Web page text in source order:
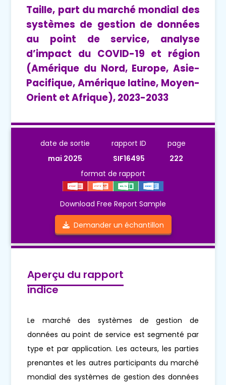
Taille, part du marché mondial des
systèmes de gestion de données
au point de service, analyse
d’impact du COVID-19 et région
(Amérique du Nord, Europe, Asie-
Pacifique, Amérique latine, Moyen-
Orient et Afrique), 2023-2033
date de sortie
mai 2025
rapport ID
SIF16495
page
222
format de rapport
Download Free Report Sample
Demander un échantillon
Aperçu du rapport
indice
Le marché des systèmes de gestion de
données au point de service est segmenté par
type et par application. Les acteurs, les parties
prenantes et les autres participants du marché
mondial des systèmes de gestion des données